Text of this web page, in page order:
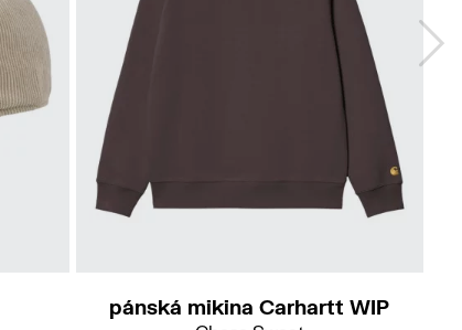
pánská mikina Carhartt WIP